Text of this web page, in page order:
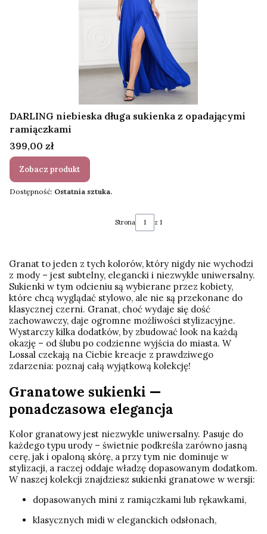
DARLING niebieska długa sukienka z opadającymi
ramiączkami
Cena
399,00 zł
Zobacz produkt
Dostępność: Ostatnia sztuka.
Strona z 1
Granat to jeden z tych kolorów, który nigdy nie wychodzi
z mody – jest subtelny, elegancki i niezwykle uniwersalny.
Sukienki w tym odcieniu są wybierane przez kobiety,
które chcą wyglądać stylowo, ale nie są przekonane do
klasycznej czerni. Granat, choć wydaje się dość
zachowawczy, daje ogromne możliwości stylizacyjne.
Wystarczy kilka dodatków, by zbudować look na każdą
okazję – od ślubu po codzienne wyjścia do miasta. W
Lossal czekają na Ciebie kreacje z prawdziwego
zdarzenia: poznaj całą wyjątkową kolekcję!
Granatowe sukienki —
ponadczasowa elegancja
Kolor granatowy jest niezwykle uniwersalny. Pasuje do
każdego typu urody – świetnie podkreśla zarówno jasną
cerę, jak i opaloną skórę, a przy tym nie dominuje w
stylizacji, a raczej oddaje władzę dopasowanym dodatkom.
W naszej kolekcji znajdziesz sukienki granatowe w wersji:
dopasowanych mini z ramiączkami lub rękawkami,
klasycznych midi w eleganckich odsłonach,